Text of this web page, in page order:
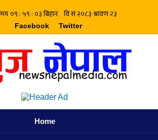
Facebook Twitter
Home